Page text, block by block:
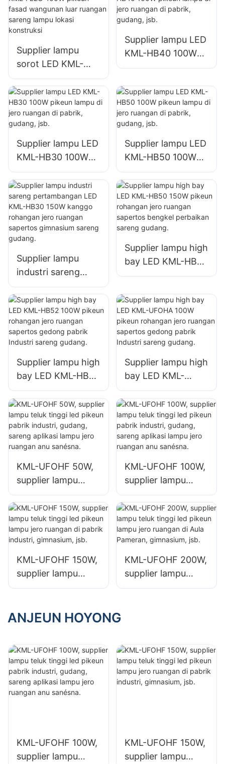
lampu signage
Supplier lampu
sorot LED KML-
FL2C 400W pikeun
fasad wangunan
luar ruangan
sareng lampu lokasi
Supplier lampu LED
KML-HB40 100W
pikeun lampu di
pabrik, gudang, jsb.
Supplier lampu LED
KML-HB30 100W
pikeun lampu di
jero ruangan di
pabrik, gudang, jsb.
Supplier lampu LED
KML-HB50 100W
pikeun lampu di
jero ruangan di
pabrik, gudang, jsb.
Supplier lampu
industri sareng
pertambangan LED
KML-HB30 150W
kanggo rohangan
jero ruangan
sapertos
gudang.
Supplier lampu high
bay LED KML-HB50
150W pikeun
ruangan sapertos
bengkel perbaikan
sareng gudang.
Supplier lampu high
bay LED KML-HB52
100W pikeun
rohangan jero
ruangan sapertos
gedong pabrik
Industri sareng
Supplier lampu high
bay LED KML-
UFOHA 100W
pikeun rohangan
jero ruangan
sapertos gedong
pabrik Industri
KML-UFOHF 50W,
supplier lampu
teluk tinggi led
pikeun pabrik
industri, gudang,
sareng aplikasi
anu sanésna.
KML-UFOHF 100W,
supplier lampu
teluk tinggi led
pikeun pabrik
industri, gudang,
sareng aplikasi
anu sanésna.
KML-UFOHF 150W,
supplier lampu
teluk tinggi led
ruangan di pabrik
gimnasium, jsb.
KML-UFOHF 200W,
supplier lampu
teluk tinggi led
gimnasium, jsb.
ANJEUN HOYONG
KML-UFOHF 100W,
supplier lampu
KML-UFOHF 150W,
supplier lampu